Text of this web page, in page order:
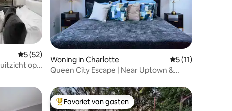
recensies
Gemiddelde beoordeling van 5 op 5, 52 recensies
5 (52)
op
Woning in Charlotte Gemiddelde
5 (11)
Queen City Escape | Near Uptown &
Topfavoriet van gasten
Favoriet van gasten